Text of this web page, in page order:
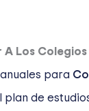
Los Colegios
para
de